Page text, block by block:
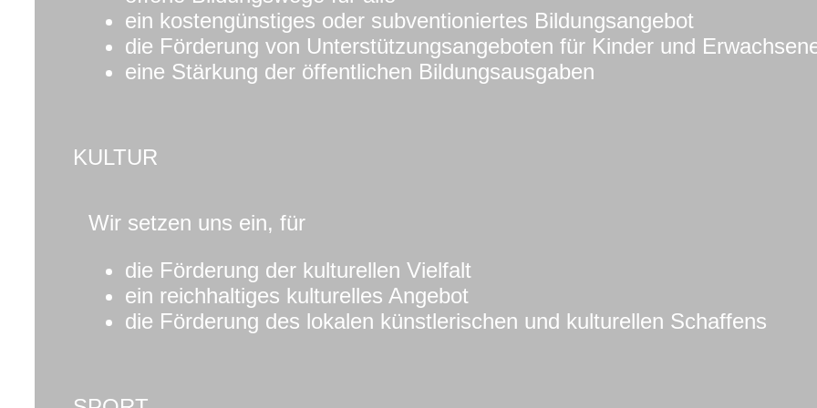
ein kostengünstiges oder subventioniertes Bildungsangebot
die Förderung von Unterstützungsangeboten für Kinder und
eine Stärkung der öffentlichen Bildungsausgaben
KULTUR
Wir setzen uns ein, für
die Förderung der kulturellen Vielfalt
ein reichhaltiges kulturelles Angebot
die Förderung des lokalen künstlerischen und kulturellen Schaffens